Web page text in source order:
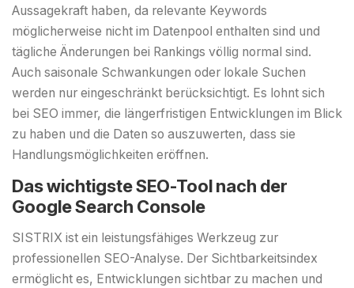
Aussagekraft haben, da relevante Keywords
möglicherweise nicht im Datenpool enthalten sind und
tägliche Änderungen bei Rankings völlig normal sind.
Auch saisonale Schwankungen oder lokale Suchen
werden nur eingeschränkt berücksichtigt. Es lohnt sich
bei SEO immer, die längerfristigen Entwicklungen im Blick
zu haben und die Daten so auszuwerten, dass sie
Handlungsmöglichkeiten eröffnen.
Das wichtigste SEO-Tool nach der
Google Search Console
SISTRIX ist ein leistungsfähiges Werkzeug zur
professionellen SEO-Analyse. Der Sichtbarkeitsindex
ermöglicht es, Entwicklungen sichtbar zu machen und